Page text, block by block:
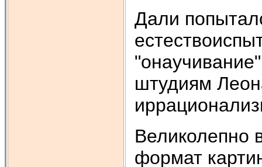
Дали
штудиям
Великолепно
формат